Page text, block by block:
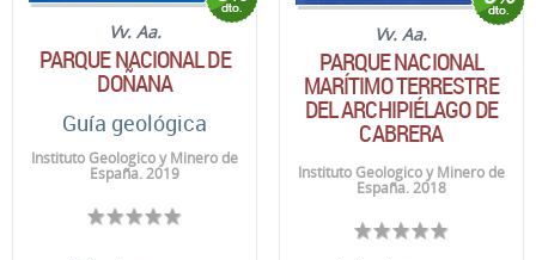
Vv. Aa.
PARQUE NACIONAL DE
DOÑANA
Guía geológica
Instituto Geologico y Minero de
España. 2019
Vv. Aa.
PARQUE NACIONAL
MARÍTIMO TERRESTRE
DEL ARCHIPIÉLAGO DE
CABRERA
Instituto Geologico y Minero de
España. 2018